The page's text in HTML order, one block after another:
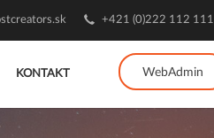
KONTAKT WebAdmin
+421 (0)222 112 111